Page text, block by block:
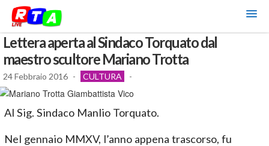
Lettera aperta al Sindaco Torquato dal
maestro scultore Mariano Trotta
24 Febbraio 2016 - CULTURA -
Al Sig. Sindaco Manlio Torquato.
Nel gennaio MMXV, l’anno appena trascorso, fu